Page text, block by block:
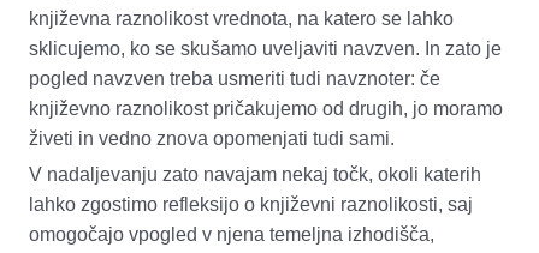
književna raznolikost vrednota, na katero se lahko
sklicujemo, ko se skušamo uveljaviti navzven. In zato je
pogled navzven treba usmeriti tudi navznoter: če
književno raznolikostpričakujemo od drugih, jo moramo
živeti in vedno znova opomenjati tudi sami.
V nadaljevanju zato navajam nekaj točk, okoli katerih
lahko zgostimo refleksijo o književni raznolikosti, saj
omogočajo vpogled v njena temeljna izhodišča,